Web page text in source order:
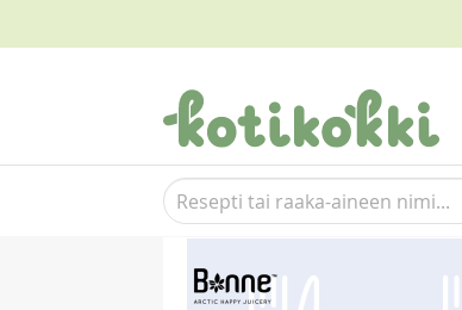
Suosittelemme myös